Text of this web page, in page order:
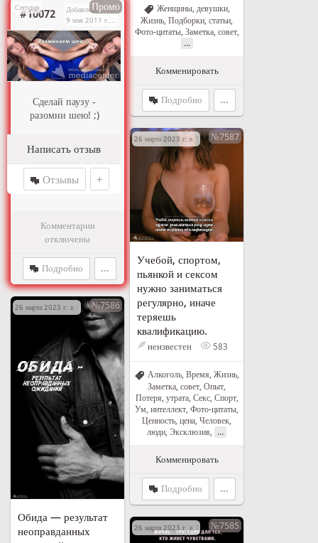
Женщины, девушки,
Жизнь Подборки, статьи
Фото-цитаты, Заметка, совет,
...
Комменировать
Подробно ...
Сегодня Промо
#10072
Добавлено
9 мая 2011 г. в 21:08
Сделай паузу -
разомни шею! ;)
Написать отзыв
Отзывы +
Комментарии
отключены
Подробно ...
26 марта 2023 г. в 17:55№7587
Учебой, спортом,
пьянкой и сексом
нужно заниматься
регулярно, иначе
теряешь
квалификацию.
неизвестен 583
Алкоголь, Время, Жизнь,
Заметка, совет Опыт
Потеря, утрата, Секс, Спорт,
Ум, интеллект Фото-цитаты
Ценность, цена Человек,
люди Эксклюзив ...
Комменировать
Подробно ...
26 марта 2023 г. в 17:32№7586
Обида — результат
неоправданных
26 марта 2023 г. в 17:24№7585